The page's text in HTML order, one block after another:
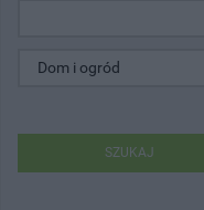
SZUKAJ